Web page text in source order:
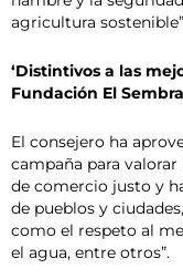
agricultura
‘Distintivos a las
Fundación El
El consejero ha
campaña para
de comercio justo y
de pueblos y
como el respeto al
el agua, entre otros”.